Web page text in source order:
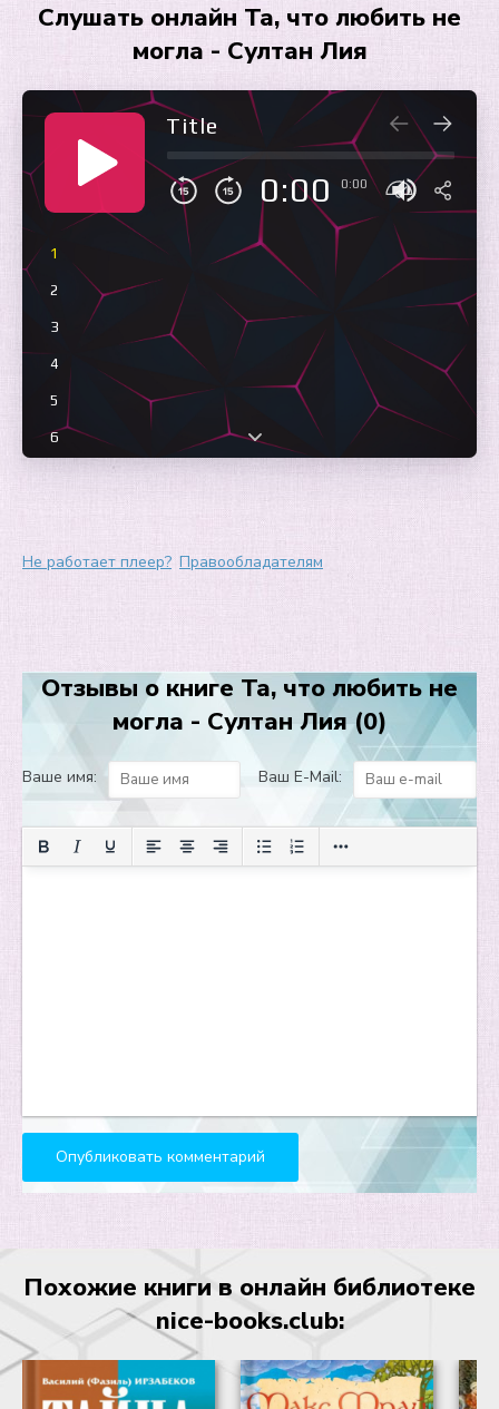
Слушать онлайн Та, что любить не
могла - Султан Лия
Title
0:00 0:00
1
2
3
4
5
6
13
25
29
31
Не работает плеер? Правообладателям
Отзывы о книге Та, что любить не
могла - Султан Лия (0)
Ваше имя: Ваш E-Mail:
Похожие книги в онлайн библиотеке
nice-books.club: